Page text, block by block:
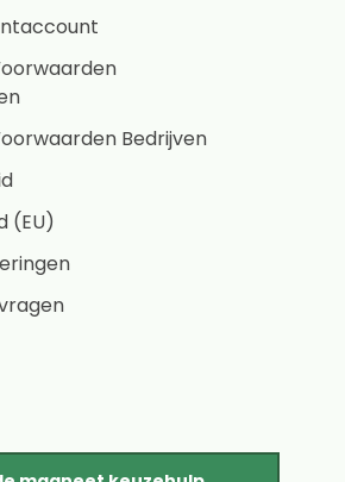
Bedrijven
(EU)